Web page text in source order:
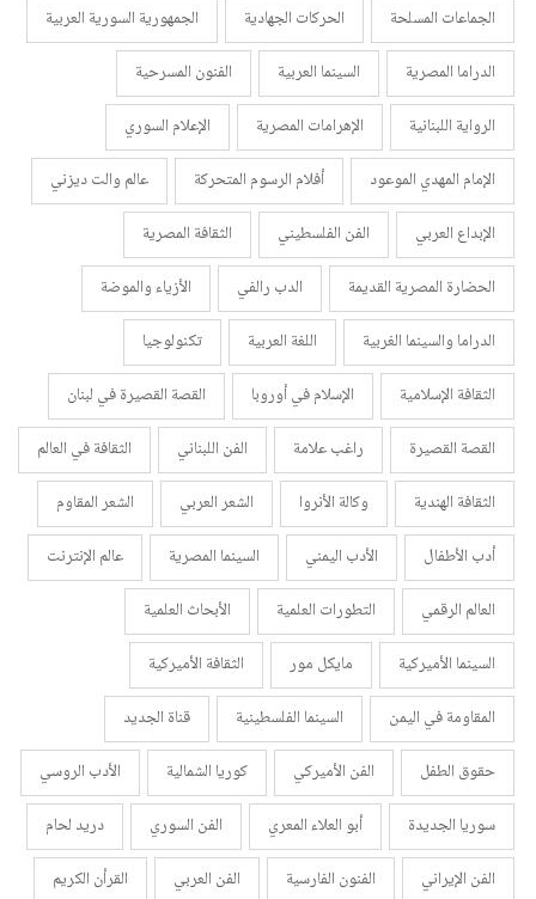
الجماعات المسلحة
الحركات الجهادية
الجمهورية السورية العربية
الدراما المصرية
السينما العربية
الفنون المسرحية
الرواية اللبنانية
الإهرامات المصرية
الإعلام السوري
الإمام المهدي الموعود
أفلام الرسوم المتحركة
عالم والت ديزني
الإبداع العربي
الفن الفلسطيني
الثقافة المصرية
الحضارة المصرية القديمة
الدب رالفي
الأزياء والموضة
الدراما والسينما الغربية
اللغة العربية
تكنولوجيا
الثقافة الإسلامية
الإسلام في أوروبا
القصة القصيرة في لبنان
القصة القصيرة
راغب علامة الفن اللبناني
الثقافة في العالم
الثقافة الهندية
وكالة الأنروا الشعر العربي
الشعر المقاوم
أدب الأطفال
الأدب اليمني السينما المصرية
عالم الإنترنت
العالم الرقمي
التطورات العلمية
الأبحاث العلمية
السينما الأميركية
مايكل مور
الثقافة الأميركية
المقاومة في اليمن
السينما الفلسطينية
قناة الجديد
حقوق الطفل
الفن الأميركي كوريا الشمالية
الأدب الروسي
سوريا الجديدة
أبو العلاء المعري الفن السوري
دريد لحام
الفن الإيراني
الفنون الفارسية الفن العربي
القرأن الكريم